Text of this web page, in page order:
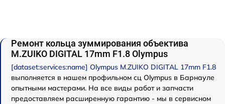
Ремонт кольца зуммирования объектива
M.ZUIKO DIGITAL 17mm F1.8 Olympus
[dataset:services:name] Olympus M.ZUIKO DIGITAL 17mm F1.8
выполняется в нашем профильном сц Olympus в Барнауле
опытными мастерами. На все виды работ и запчасти
предоставляем расширенную гарантию - мы в сервисном